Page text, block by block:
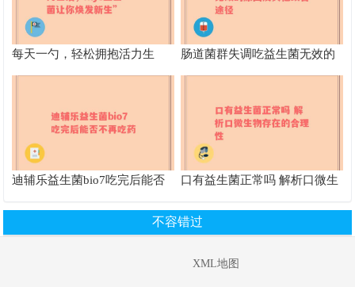
每天一勺，轻松拥抱活力生
活，klys益生菌让你焕发新生”
肠道菌群失调吃益生菌无效的
原因及其他改善途径
迪辅乐益生菌bio7吃完后能否
口有益生菌正常吗 解析口微生
不容错过
XML地图